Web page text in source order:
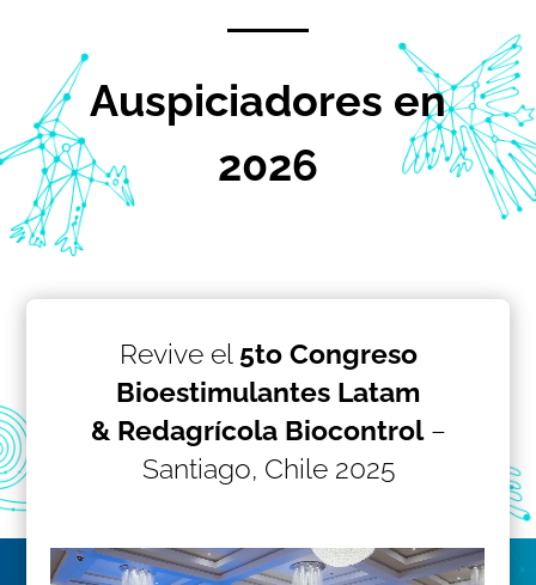
Auspiciadores en
2026
Revive el 5to Congreso
Bioestimulantes Latam
& Redagrícola Biocontrol–
Santiago, Chile 2025